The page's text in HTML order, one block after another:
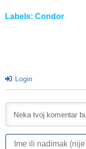
Labels: Condor
Login